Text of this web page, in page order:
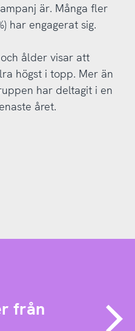
är. Många fler
har engagerat sig.
ålder visar att
högst i topp. Mer än
har deltagit i en
året.
från